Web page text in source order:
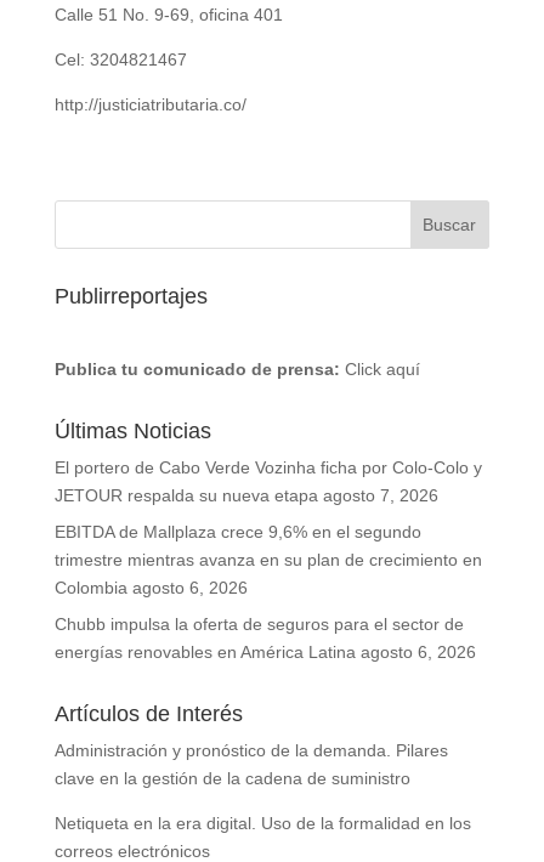
Calle 51 No. 9-69, oficina 401
Cel: 3204821467
http://justiciatributaria.co/
Publirreportajes
Publica tu comunicado de prensa: Click aquí
Últimas Noticias
El portero de Cabo Verde Vozinha ficha por Colo-Colo y
JETOUR respalda su nueva etapa agosto 7, 2026
EBITDA de Mallplaza crece 9,6% en el segundo
trimestre mientras avanza en su plan de crecimiento en
Colombia agosto 6, 2026
Chubb impulsa la oferta de seguros para el sector de
energías renovables en América Latina agosto 6, 2026
Artículos de Interés
Administración y pronóstico de la demanda. Pilares
clave en la gestión de la cadena de suministro
Netiqueta en la era digital. Uso de la formalidad en los
correos electrónicos